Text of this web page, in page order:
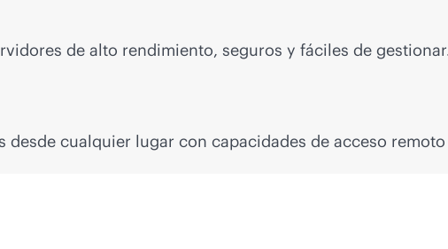
de alto rendimiento, seguros y fáciles de
cualquier lugar con capacidades de acceso